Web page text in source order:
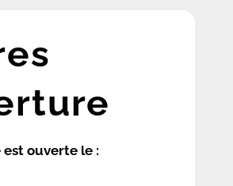
est ouverte le :